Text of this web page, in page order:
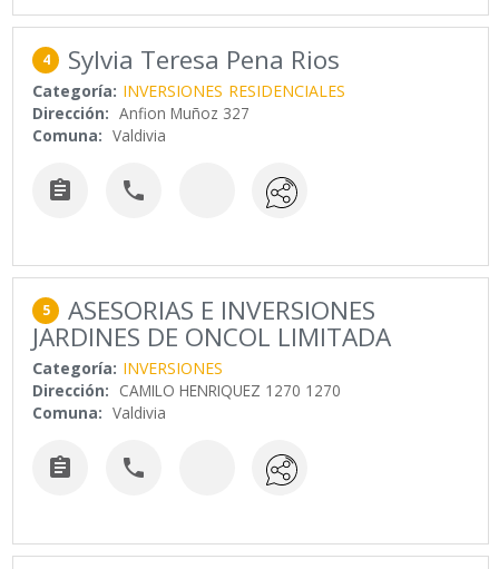
4 Sylvia Teresa Pena Rios
Categoría: INVERSIONES RESIDENCIALES
Dirección: Anfion Muñoz 327
Comuna: Valdivia
 
5 ASESORIAS E INVERSIONES
JARDINES DE ONCOL LIMITADA
Categoría: INVERSIONES
Dirección: CAMILO HENRIQUEZ 1270 1270
Comuna: Valdivia
 